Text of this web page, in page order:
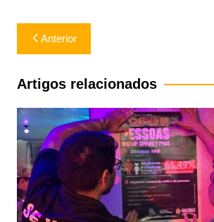
Navegação
de
Post
Anterior
Artigos relacionados